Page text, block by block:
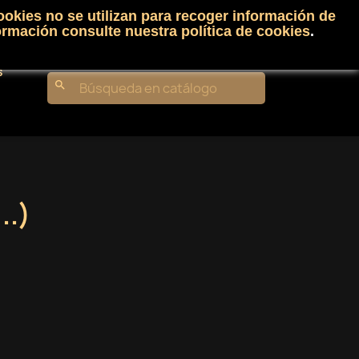
Iniciar sesión shopping_cartCarrito(0)
search
no se utilizan para recoger información de
consulte nuestra política de cookies.